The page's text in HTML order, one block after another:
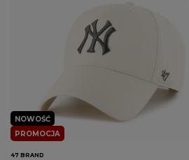
PROMOCJA
NOWOŚĆ
47 BRAND